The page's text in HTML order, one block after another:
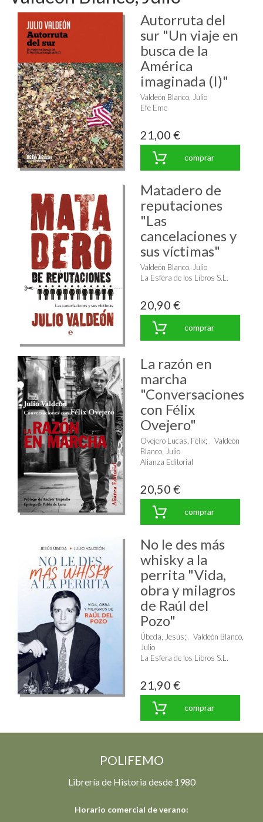
Autorruta del
sur "Un viaje en
busca de la
América
imaginada (I)"
Valdeón Blanco, Julio
Efe Eme
21,00 €
comprar
Matadero de
reputaciones
"Las
cancelaciones y
sus víctimas"
Valdeón Blanco, Julio
La Esfera de los Libros S.L.
20,90 €
comprar
La razón en
marcha
"Conversaciones
con Félix
Ovejero"
Ovejero Lucas, Félix;
Valdeón
Blanco, Julio
Alianza Editorial
20,50 €
comprar
No le des más
whisky a la
perrita "Vida,
obra y milagros
de Raúl del
Pozo"
Úbeda, Jesús;
Valdeón Blanco,
Julio
La Esfera de los Libros S.L.
21,90 €
comprar
POLIFEMO
Librería de Historia desde 1980
Horario comercial de verano: